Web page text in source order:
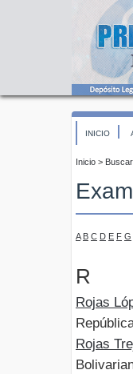
INICIO
Inicio > Buscar
A B C D E F G
R
Rojas
Rojas